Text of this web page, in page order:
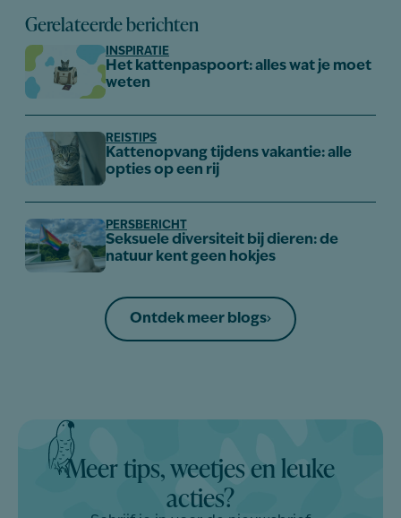
Gerelateerde berichten
INSPIRATIE
Het kattenpaspoort: alles wat je moet
weten
REISTIPS
Kattenopvang tijdens vakantie: alle
opties op een rij
PERSBERICHT
Seksuele diversiteit bij dieren: de
natuur kent geen hokjes
Ontdek meer blogs
Meer tips, weetjes en leuke
acties?